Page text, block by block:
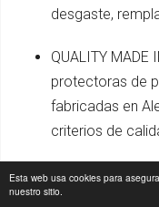
Esta web usa cookies para
nuestro sitio.
desgaste,
QUALITY MADE
protectoras de
fabricadas en
criterios de
CALIDAD
La gama de